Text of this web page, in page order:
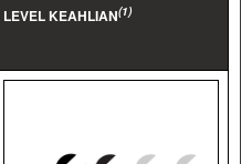
LEVEL KEAHLIAN(1)